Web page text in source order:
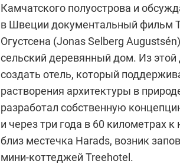
Камчатского полуострова и
в Швеции документальный фильм
Огустсена (Jonas Selberg
сельский деревянный дом. Из
создать отель, который
растворения архитектуры в
разработал собственную
и через три года в 60 километрах
близ местечка Harads, возник
мини-коттеджей Treehotel.